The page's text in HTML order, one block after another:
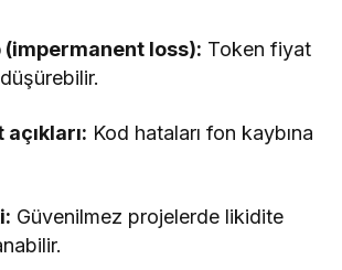
(impermanent loss): Token fiyat
açıkları: Kod hataları fon kaybına
Güvenilmez projelerde likidite